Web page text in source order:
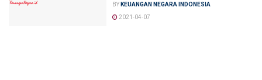
BY KEUANGAN NEGARA INDONESIA
2021-04-07